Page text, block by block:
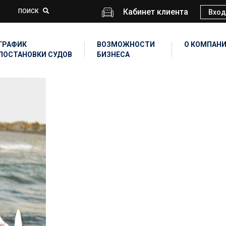
ПОИСК Кабинет клиента Вход
ГРАФИК
ПОСТАНОВКИ СУДОВ
ВОЗМОЖНОСТИ
БИЗНЕСА
О